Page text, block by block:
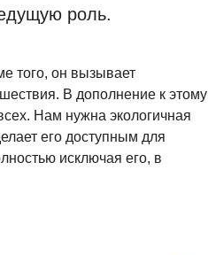
роль.
того, он вызывает
В дополнение к этому
Нам нужна экологичная
его доступным для
исключая его, в